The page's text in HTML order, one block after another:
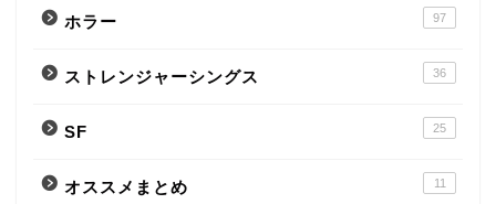
ホラー 97
ストレンジャーシングス 36
SF 25
オススメまとめ 11